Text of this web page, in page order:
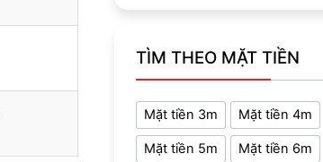
TÌM THEO MẶT TIỀN
Mặt tiền 3m Mặt tiền 4m
Mặt tiền 5m Mặt tiền 6m